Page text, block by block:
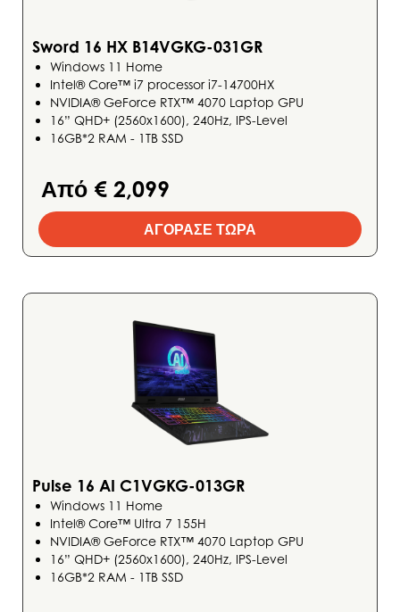
Sword 16 HX B14VGKG-031GR
Windows 11 Home
Intel® Core™ i7 processor i7-14700HX
NVIDIA® GeForce RTX™ 4070 Laptop GPU
16” QHD+ (2560x1600), 240Hz, IPS-Level
16GB*2 RAM - 1TB SSD
Από € 2,099
ΑΓΟΡΑΣΕ ΤΩΡΑ
Pulse 16 AI C1VGKG-013GR
Windows 11 Home
Intel® Core™ Ultra 7 155H
NVIDIA® GeForce RTX™ 4070 Laptop GPU
16” QHD+ (2560x1600), 240Hz, IPS-Level
16GB*2 RAM - 1TB SSD